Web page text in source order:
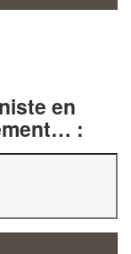
en
: